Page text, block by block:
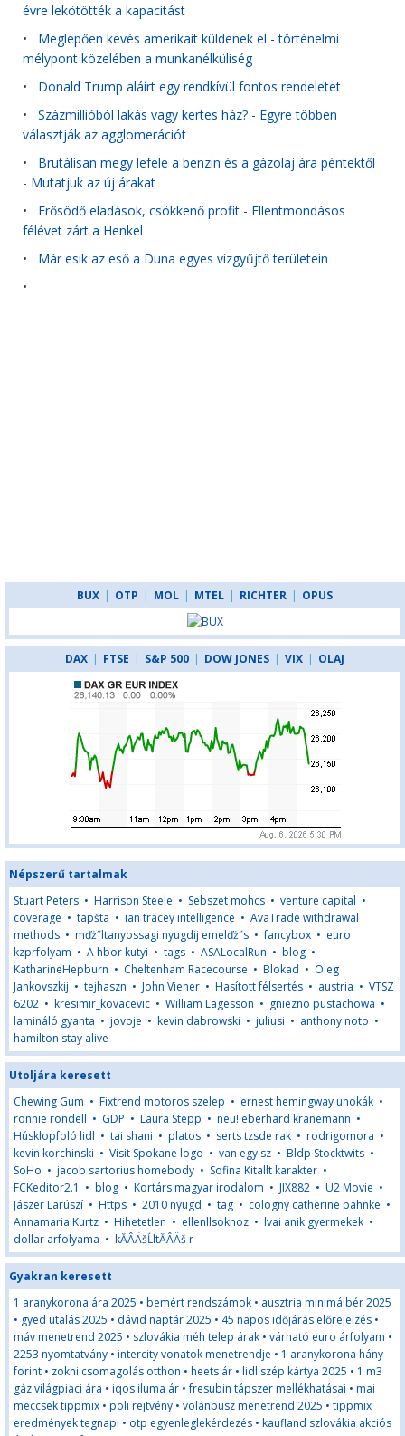
évre lekötötték a kapacitást
• Meglepően kevés amerikait küldenek el - történelmi
mélypont közelében a munkanélküliség
• Donald Trump aláírt egy rendkívül fontos rendeletet
• Százmillióból lakás vagy kertes ház? - Egyre többen
választják az agglomerációt
• Brutálisan megy lefele a benzin és a gázolaj ára péntektől
- Mutatjuk az új árakat
• Erősödő eladások, csökkenő profit - Ellentmondásos
félévet zárt a Henkel
• Már esik az eső a Duna egyes vízgyűjtő területein
•
BUX | OTP | MOL | MTEL | RICHTER | OPUS
DAX | FTSE | S&P 500 | DOW JONES | VIX | OLAJ
Népszerű tartalmak
Stuart Peters • Harrison Steele • Sebszet mohcs • venture capital •
coverage • tapšta • ian tracey intelligence • AvaTrade withdrawal
methods • mďż˝ltanyossagi nyugdij emelďż˝s •fancybox • euro
kzprfolyam • A hbor kutyi • tags • ASALocalRun • blog •
KatharineHepburn • Cheltenham Racecourse • Blokad • Oleg
Jankovszkij • tejhaszn • John Viener • Hasított félsertés • austria • VTSZ
6202 • kresimir_kovacevic • William Lagesson • gniezno pustachowa •
lamináló gyanta • jovoje • kevin dabrowski • juliusi • anthony noto •
hamilton stay alive
Utoljára keresett
Chewing Gum • Fixtrend motoros szelep • ernest hemingway unokák •
ronnie rondell • GDP • Laura Stepp • neu! eberhard kranemann •
Húsklopfoló lidl • tai shani • platos • serts tzsde rak • rodrigomora •
kevin korchinski • Visit Spokane logo • van egy sz • Bldp Stocktwits •
SoHo • jacob sartorius homebody • Sofina Kitallt karakter •
FCKeditor2.1 • blog • Kortárs magyar irodalom • JIX882 • U2 Movie •
Jászer Larúszí • Https • 2010 nyugd • tag • cologny catherine pahnke •
Annamaria Kurtz • Hihetetlen • ellenllsokhoz • lvai anik gyermekek •
dollar arfolyama • kĂÂÄšĹltĂÂÄš r
Gyakran keresett
1 aranykorona ára 2025 • bemért rendszámok • ausztria minimálbér 2025
• gyed utalás 2025 • dávid naptár 2025 • 45 napos időjárás előrejelzés •
máv menetrend 2025 • szlovákia méh telep árak • várható euro árfolyam •
2253 nyomtatvány • intercity vonatok menetrendje • 1 aranykorona hány
forint • zokni csomagolás otthon • heets ár • lidl szép kártya 2025 • 1 m3
gáz világpiaci ára • iqos iluma ár •fresubin tápszer mellékhatásai • mai
meccsek tippmix • pöli rejtvény • volánbusz menetrend 2025 • tippmix
eredmények tegnapi • otp egyenleglekérdezés • kaufland szlovákia akciós